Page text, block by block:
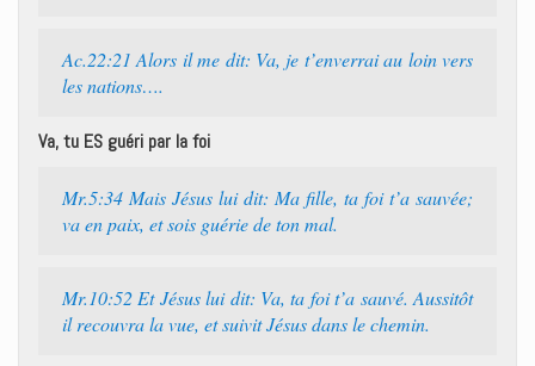
Ac.22:21 Alors il me dit: Va, je t’enverrai au loin vers
les nations….
Va, tu ES guéri par la foi
Mr.5:34 Mais Jésus lui dit: Ma fille, ta foi t’a sauvée;
va en paix, et sois guérie de ton mal.
Mr.10:52 Et Jésus lui dit: Va, ta foi t’a sauvé. Aussitôt
il recouvra la vue, et suivit Jésus dans le chemin.